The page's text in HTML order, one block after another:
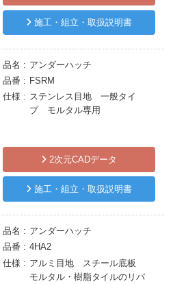
施工・組立・取扱説明書
品名
アンダーハッチ
品番
FSRM
仕様
ステンレス目地 一般タイ
プ モルタル専用
2次元CADデータ
施工・組立・取扱説明書
品名
アンダーハッチ
品番
4HA2
仕様
アルミ目地 スチール底板
モルタル・樹脂タイルのリバ